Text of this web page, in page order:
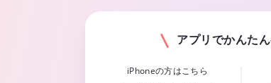
アプリでかんたん
iPhoneの方はこちら